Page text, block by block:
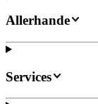
Allerhande
Services